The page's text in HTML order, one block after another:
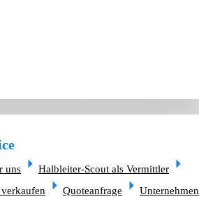
uns
Halbleiter-Scout als Vermittler
Quoteanfrage
Unternehmen